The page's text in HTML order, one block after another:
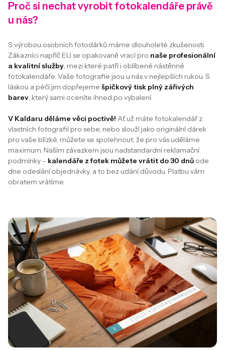
Proč si nechat vyrobit fotokalendáře právě
u nás?
S výrobou osobních fotodárků máme dlouholeté zkušenosti.
Zákazníci napříč EU se opakovaně vrací pro naše profesionální
a kvalitní služby, mezi které patří i oblíbené nástěnné
fotokalendáře. Vaše fotografie jsou u nás v nejlepších rukou. S
láskou a péčí jim dopřejeme špičkový tisk plný zářivých
barev, který sami oceníte ihned po vybalení.
V Kaldaru děláme věci poctivě! Ať už máte fotokalendář z
vlastních fotografií pro sebe, nebo slouží jako originální dárek
pro vaše blízké, můžete se spolehnout, že pro vás uděláme
maximum. Naším závazkem jsou nadstandardní reklamační
podmínky – kalendáře z fotek můžete vrátit do 30 dnů ode
dne odeslání objednávky, a to bez udání důvodu. Platbu vám
obratem vrátíme.